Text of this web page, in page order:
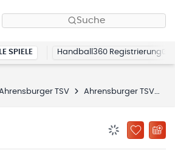
Suche
SPIELE Handball360 Registrierung
TSV Ahrensburger TSV
ZU